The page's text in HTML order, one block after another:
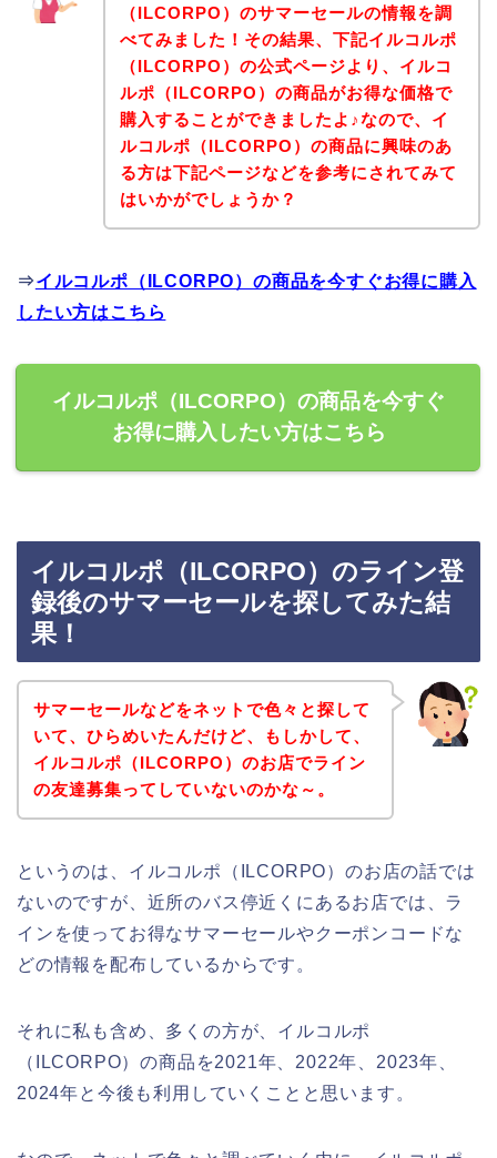
（ILCORPO）のサマーセールの情報を調
べてみました！その結果、下記イルコルポ
（ILCORPO）の公式ページより、イルコ
ルポ（ILCORPO）の商品がお得な価格で
購入することができましたよ♪なので、イ
ルコルポ（ILCORPO）の商品に興味のあ
る方は下記ページなどを参考にされてみて
はいかがでしょうか？
⇒イルコルポ（ILCORPO）の商品を今すぐお得に購入
したい方はこちら
イルコルポ（ILCORPO）の商品を今すぐ
お得に購入したい方はこちら
イルコルポ（ILCORPO）のライン登
録後のサマーセールを探してみた結
果！
サマーセールなどをネットで色々と探して
いて、ひらめいたんだけど、もしかして、
イルコルポ（ILCORPO）のお店でライン
の友達募集ってしていないのかな～。
というのは、イルコルポ（ILCORPO）のお店の話では
ないのですが、近所のバス停近くにあるお店では、ラ
インを使ってお得なサマーセールやクーポンコードな
どの情報を配布しているからです。
それに私も含め、多くの方が、イルコルポ
（ILCORPO）の商品を2021年、2022年、2023年、
2024年と今後も利用していくことと思います。